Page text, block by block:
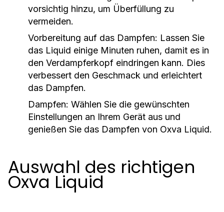
vorsichtig hinzu, um Überfüllung zu
vermeiden.
Vorbereitung auf das Dampfen: Lassen Sie
das Liquid einige Minuten ruhen, damit es in
den Verdampferkopf eindringen kann. Dies
verbessert den Geschmack und erleichtert
das Dampfen.
Dampfen: Wählen Sie die gewünschten
Einstellungen an Ihrem Gerät aus und
genießen Sie das Dampfen von Oxva Liquid.
Auswahl des richtigen
Oxva Liquid